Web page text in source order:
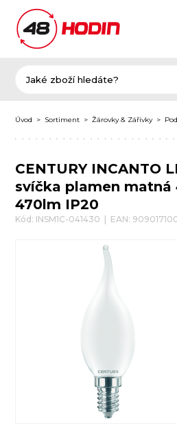
Úvod Sortiment Žárovky & Zářivky
CENTURY INCANTO
svíčka plamen matná
470lm IP20
Kód: INSM1C-041430 | EAN: